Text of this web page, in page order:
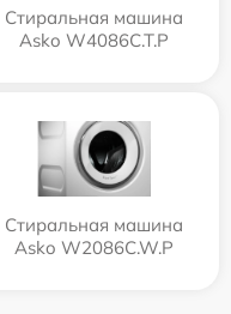
Стиральная машина
Asko W4086C.T.P
Стиральная машина
Asko W2086C.W.P